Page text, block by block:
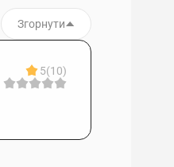
Згорнути
5(10)